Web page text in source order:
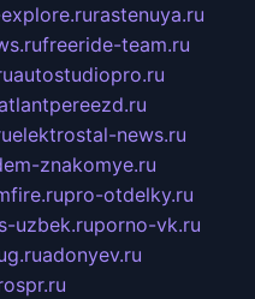
rastenuya.ru
freeride-team.ru
autostudiopro.ru
elektrostal-news.ru
znakomye.ru
pro-otdelky.ru
uzbek.ruporno-vk.ru
adonyev.ru